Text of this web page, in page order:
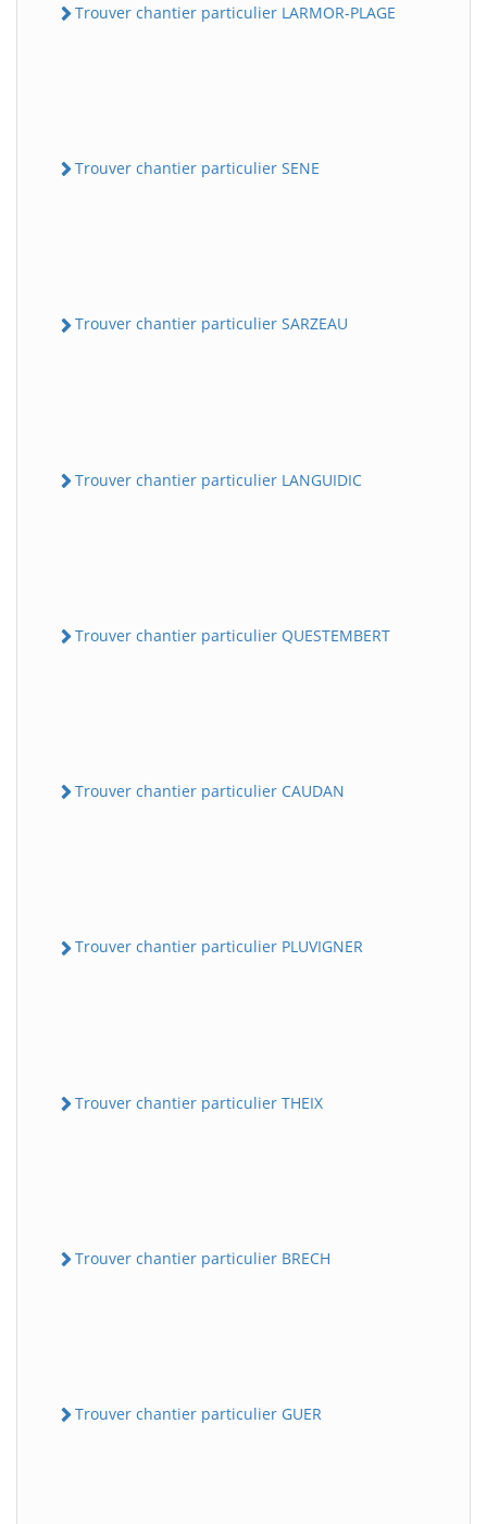
Trouver chantier particulier LARMOR-PLAGE
Trouver chantier particulier SENE
Trouver chantier particulier SARZEAU
Trouver chantier particulier LANGUIDIC
Trouver chantier particulier QUESTEMBERT
Trouver chantier particulier CAUDAN
Trouver chantier particulier PLUVIGNER
Trouver chantier particulier THEIX
Trouver chantier particulier BRECH
Trouver chantier particulier GUER